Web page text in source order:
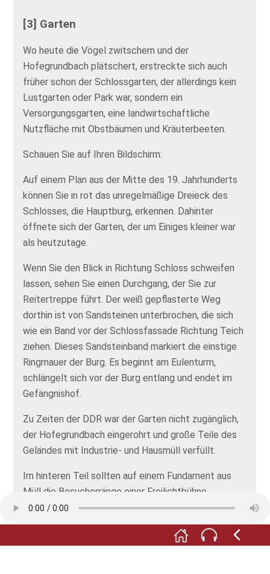
[3] Garten
Wo heute die Vögel zwitschern und der
Hofegrundbach plätschert, erstreckte sich auch
früher schon der Schlossgarten, der allerdings kein
Lustgarten oder Park war, sondern ein
Versorgungsgarten, eine landwirtschaftliche
Nutzfläche mit Obstbäumen und Kräuterbeeten.
Schauen Sie auf Ihren Bildschirm:
Auf einem Plan aus der Mitte des 19. Jahrhunderts
können Sie in rot das unregelmäßige Dreieck des
Schlosses, die Hauptburg, erkennen. Dahinter
öffnete sich der Garten, der um Einiges kleiner war
als heutzutage.
Wenn Sie den Blick in Richtung Schloss schweifen
lassen, sehen Sie einen Durchgang, der Sie zur
Reitertreppe führt. Der weiß gepflasterte Weg
dorthin ist von Sandsteinen unterbrochen, die sich
wie ein Band vor der Schlossfassade Richtung Teich
ziehen. Dieses Sandsteinband markiert die einstige
Ringmauer der Burg. Es beginnt am Eulenturm,
schlängelt sich vor der Burg entlang und endet im
Gefängnishof.
Zu Zeiten der DDR war der Garten nicht zugänglich,
der Hofegrundbach eingerohrt und große Teile des
Geländes mit Industrie- und Hausmüll verfüllt.
Im hinteren Teil sollten auf einem Fundament aus
Müll die Besucherränge einer Freilichtbühne
entstehen. Eine Entwurfszeichnung sehen Sie jetzt
auf Ihrem Bildschirm. Zu diesem Freilufttheater ist
es allerdings nie gekommen. Ab 1994 wurde die